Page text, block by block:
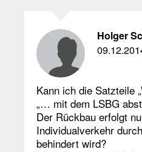
Holger
Kann ich die Satzteile
„… mit dem LSBG
Der Rückbau erfolgt
Individualverkehr
behindert wird?